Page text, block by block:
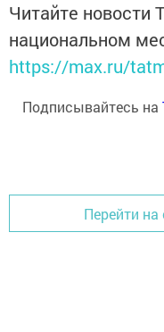
Читайте новости
национальном
https://max.ru/
Подписывайтесь на
Перейти на